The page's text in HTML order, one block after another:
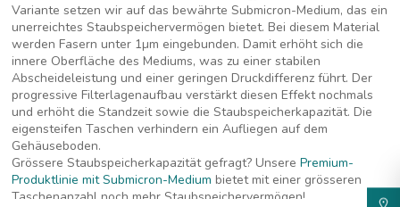
Variante setzen wir auf das bewährte Submicron-Medium, das ein
unerreichtes Staubspeichervermögen bietet. Bei diesem Material
werden Fasern unter 1µm eingebunden. Damit erhöht sich die
innere Oberfläche des Mediums, was zu einer stabilen
Abscheideleistung und einer geringen Druckdifferenz führt. Der
progressive Filterlagenaufbau verstärkt diesen Effekt nochmals
und erhöht die Standzeit sowie die Staubspeicherkapazität. Die
eigensteifen Taschen verhindern ein Aufliegen auf dem
Gehäuseboden.
Grössere Staubspeicherkapazität gefragt? UnserePremium-
Produktlinie mit Submicron-Medium bietet mit einer grösseren
Taschenanzahl noch mehr Staubspeichervermögen!